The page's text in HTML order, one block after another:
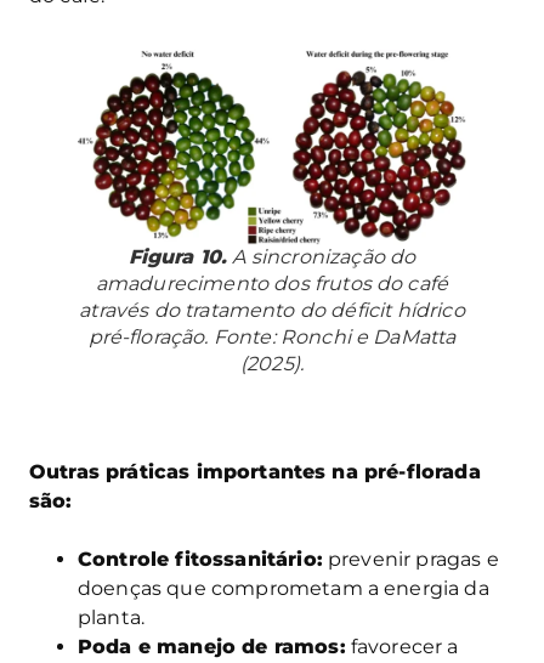
Figura 10. A sincronização do
amadurecimento dos frutos do café
através do tratamento do déficit hídrico
pré-floração. Fonte: Ronchi e DaMatta
(2025).
Outras práticas importantes na pré-florada
são:
Controle fitossanitário: prevenir pragas e
doenças que comprometam a energia da
planta.
Poda e manejo de ramos: favorecer a